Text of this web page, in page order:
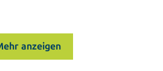
anzeigen